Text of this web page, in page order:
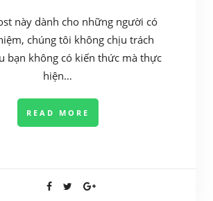
này dành cho những người có
chúng tôi không chịu trách
bạn không có kiến thức mà thực
hiện…
READ MORE